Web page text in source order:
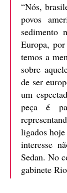
“Nós,
povos
sedimento
Europa, por
temos a
sobre
de ser
um
peça é
ligados
interesse
Sedan. No
gabinete